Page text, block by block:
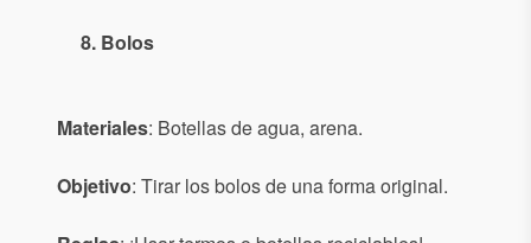
8. Bolos
Materiales: Botellas de agua, arena.
Objetivo: Tirar los bolos de una forma original.